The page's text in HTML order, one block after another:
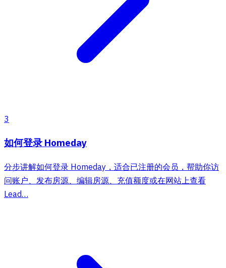
3
如何登录 Homeday
分步讲解如何登录 Homeday，适合已注册的会员，帮助你访
问账户、发布房源、编辑房源、充值额度或在网站上查看
Lead…